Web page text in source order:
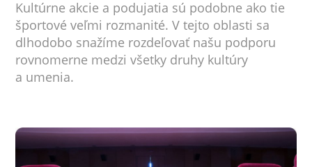
Kultúrne akcie a podujatia sú podobne ako tie
športové veľmi rozmanité. V tejto oblasti sa
dlhodobo snažíme rozdeľovať našu podporu
rovnomerne medzi všetky druhy kultúry
a umenia.